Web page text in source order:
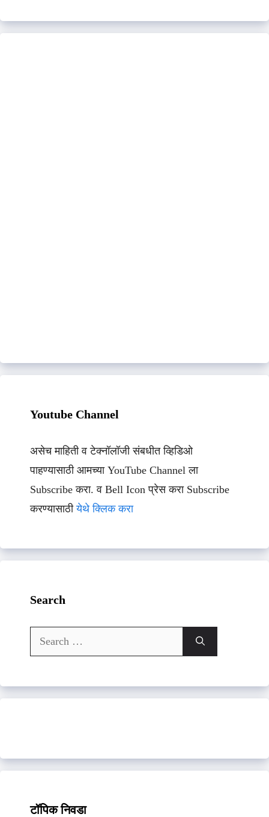
Youtube Channel
असेच माहिती व टेक्नॉलॉजी संबधीत व्हिडिओ
पाहण्यासाठी आमच्या YouTube Channel ला
Subscribe करा. व Bell Icon प्रेस करा Subscribe
करण्यासाठीयेथे क्लिक करा
Search
Search
for:
टॉपिक निवडा